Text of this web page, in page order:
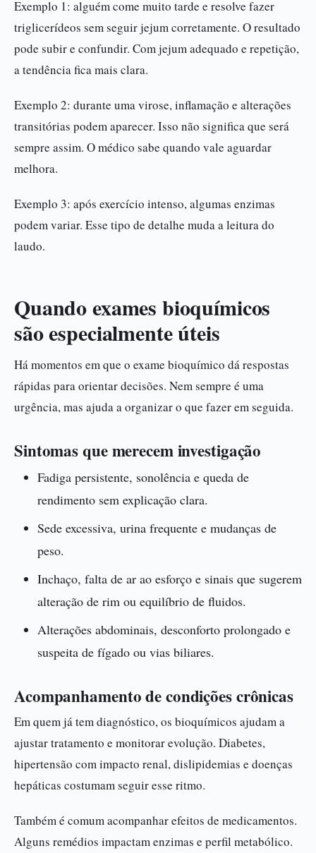
Exemplo 1: alguém come muito tarde e resolve fazer
triglicerídeos sem seguir jejum corretamente. O resultado
pode subir e confundir. Com jejum adequado e repetição,
a tendência fica mais clara.
Exemplo 2: durante uma virose, inflamação e alterações
transitórias podem aparecer. Isso não significa que será
sempre assim. O médico sabe quando vale aguardar
melhora.
Exemplo 3: após exercício intenso, algumas enzimas
podem variar. Esse tipo de detalhe muda a leitura do
laudo.
Quando exames bioquímicos
são especialmente úteis
Há momentos em que o exame bioquímico dá respostas
rápidas para orientar decisões. Nem sempre é uma
urgência, mas ajuda a organizar o que fazer em seguida.
Sintomas que merecem investigação
Fadiga persistente, sonolência e queda de
rendimento sem explicação clara.
Sede excessiva, urina frequente e mudanças de
peso.
Inchaço, falta de ar ao esforço e sinais que sugerem
alteração de rim ou equilíbrio de fluidos.
Alterações abdominais, desconforto prolongado e
suspeita de fígado ou vias biliares.
Acompanhamento de condições crônicas
Em quem já tem diagnóstico, os bioquímicos ajudam a
ajustar tratamento e monitorar evolução. Diabetes,
hipertensão com impacto renal, dislipidemias e doenças
hepáticas costumam seguir esse ritmo.
Também é comum acompanhar efeitos de medicamentos.
Alguns remédios impactam enzimas e perfil metabólico.